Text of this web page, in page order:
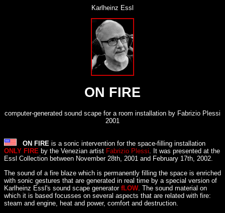
Karlheinz Essl
ON FIRE
computer-generated sound scape for a room installation by Fabrizio Plessi
2001
ON FIRE is a sonic intervention for the space-filling installation
ONLY FIRE by the Venezian artist Fabrizio Plessi. It was presented at the
Essl Collection between November 28th, 2001 and February 17th, 2002.
The sound of a fire blaze which is permanently filling the space is enriched
with sonic gestures that are generated in real time by a special version of
Karlheinz Essl's sound scape generator fLOW. The sound material on
which it is based focusses on several aspects that are related with fire:
steam and engine, heat and power, comfort and destruction.